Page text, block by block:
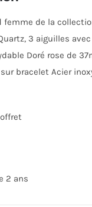
femme de la
3 aiguilles
Doré rose de
bracelet Acier
2 ans